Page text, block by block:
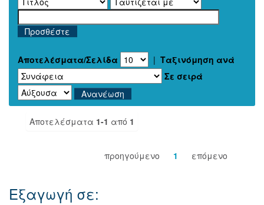
Αποτελέσματα/Σελίδα | Ταξινόμηση ανά
Σε σειρά
Αποτελέσματα 1-1 από 1
προηγούμενο 1 επόμενο
Εξαγωγή σε: